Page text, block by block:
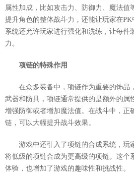
属性加成，比如攻击力、防御力、魔法值
提升角色的整体战斗力，还能让玩家在
系统还允许玩家进行强化和洗练，让每件
力。
项链的特殊作用
在众多装备中，项链作为重要的饰品
武器和防具，项链通常提供的是额外的属
增强防御或者增加魔法值。在战斗中，正
链，可以大幅提升战斗效果。
游戏中还引入了项链的合成系统，玩
将低级的项链合成为更高级的项链。这个
体验，也增加了游戏的趣味性和挑战性。